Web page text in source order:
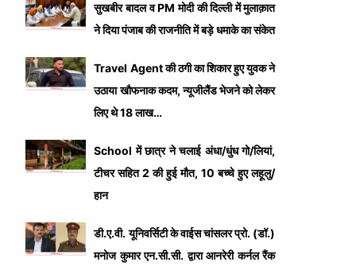
सुखबीर बादल व PM मोदी की दिल्ली में मुलाक़ात
ने दिया पंजाब की राजनीति में बड़े धमाके का संकेत
Travel Agent की ठगी का शिकार हुए युवक ने
उठाया खौफनाक कदम, न्यूजीलैंड भेजने को लेकर
लिए थे 18 लाख…
School में छात्र ने चलाई अंधा/धुंध गो/लियां,
टीचर सहित 2 की हुई मौत, 10 बच्चे हुए लहूलु/
हान
डी.ए.वी. यूनिवर्सिटी के वाईस चांसलर प्रो. (डॉ.)
मनोज कुमार एन.सी.सी. द्वारा आनरेरी कर्नल रैंक